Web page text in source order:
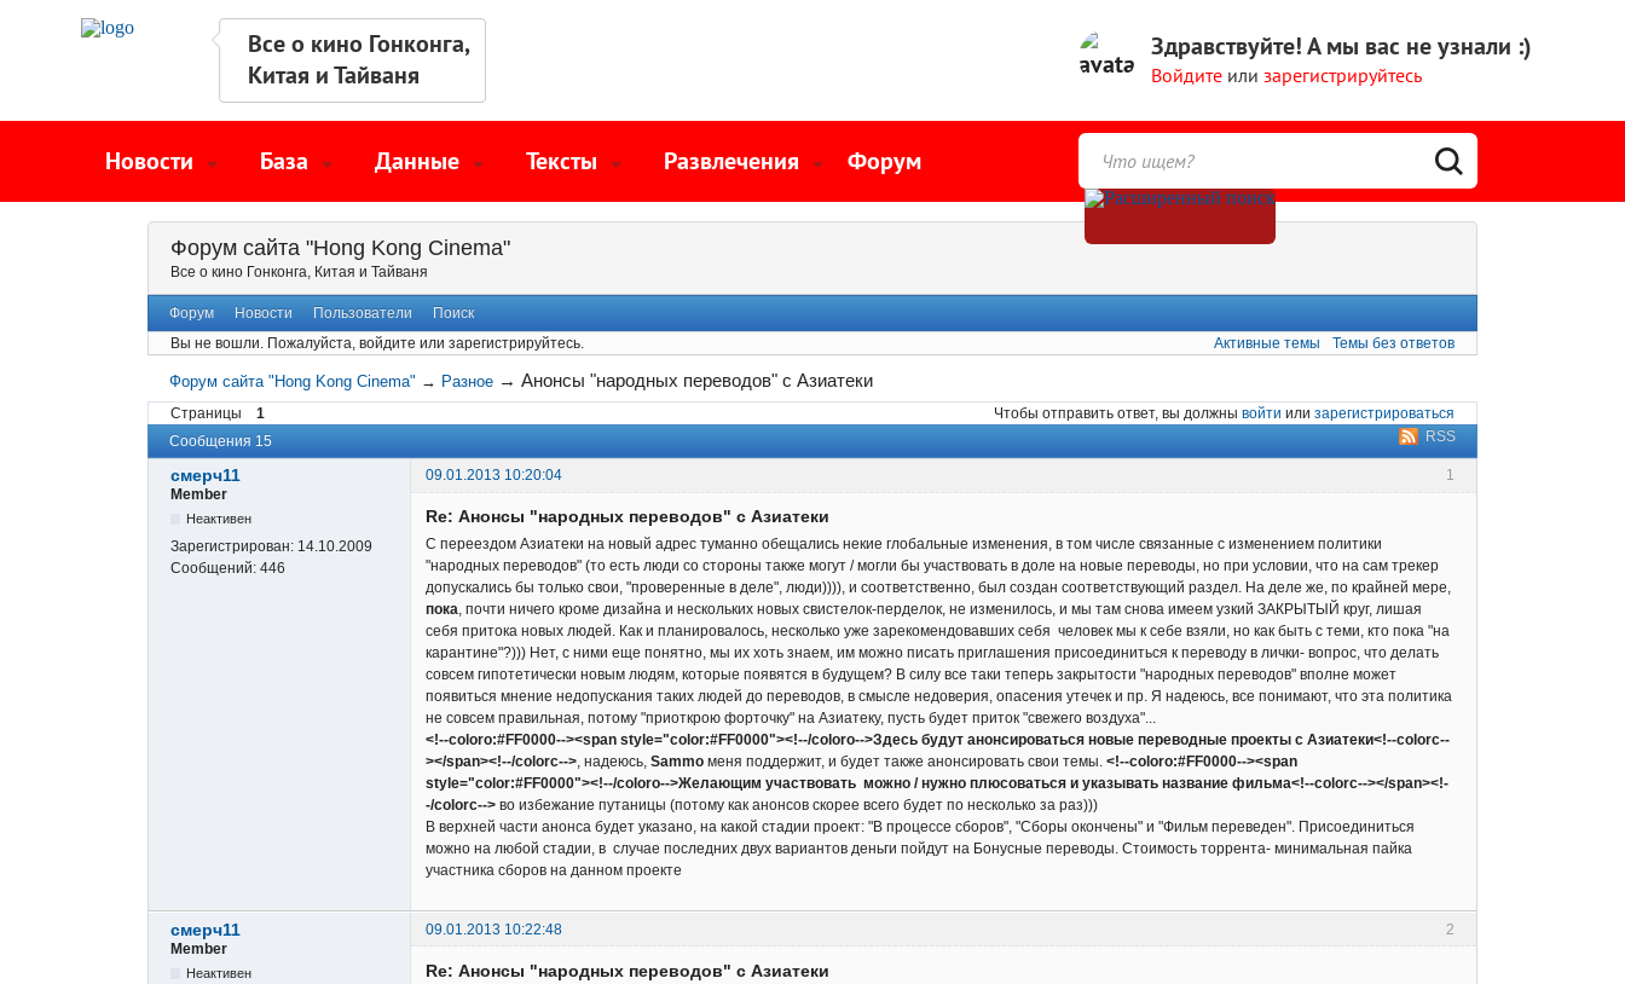
Все о кино Гонконга,
Китая и Тайваня
Здравствуйте!А мы вас не узнали :)
Войдите или зарегистрируйтесь
Новости База Данные Тексты Развлечения Форум
Форум сайта "Hong Kong Cinema"
Все о кино Гонконга, Китая и Тайваня
Форум Новости Пользователи
Поиск
Вы не вошли. Пожалуйста, войдите или зарегистрируйтесь. Активные темы Темы без ответов
Форум сайта "Hong Kong Cinema" → Разное →Анонсы "народных переводов" с Азиатеки
Страницы 1 Чтобы отправить ответ, вы должны войти или зарегистрироваться
RSS
Сообщения 15
1
смерч11
09.01.2013 10:20:04
Member
Неактивен
Зарегистрирован: 14.10.2009
Сообщений: 446
Re: Анонсы "народных переводов" с Азиатеки
С переездом Азиатеки на новый адрес туманно обещались некие глобальные изменения, в том числе связанные с изменением политики
"народных переводов" (то есть люди со стороны также могут / могли бы участвовать в доле на новые переводы, но при условии, что на сам трекер
допускались бы только свои, "проверенные в деле", люди)))), и соответственно, был создан соответствующий раздел. На деле же, по крайней мере,
пока, почти ничего кроме дизайна и нескольких новых свистелок-перделок, не изменилось, и мы там снова имеем узкий ЗАКРЫТЫЙ круг, лишая
себя притока новых людей. Как и планировалось, несколько уже зарекомендовавших себя человек мы к себе взяли, но как быть с теми, кто пока "на
карантине"?))) Нет, с ними еще понятно, мы их хоть знаем, им можно писать приглашения присоединиться к переводу в лички- вопрос, что делать
совсем гипотетически новым людям, которые появятся в будущем? В силу все таки теперь закрытости "народных переводов" вполне может
появиться мнение недопускания таких людей до переводов, в смысле недоверия, опасения утечек и пр. Я надеюсь, все понимают, что эта политика
не совсем правильная, потому "приоткрою форточку" на Азиатеку, пусть будет приток "свежего воздуха"...
<!--coloro:#FF0000--><span style="color:#FF0000"><!--/coloro-->Здесь будут анонсироваться новые переводные проекты с Азиатеки<!--colorc--
></span><!--/colorc-->, надеюсь, Sammo меня поддержит, и будет также анонсировать свои темы. <!--coloro:#FF0000--><span
style="color:#FF0000"><!--/coloro-->Желающим участвовать можно / нужно плюсоваться и указывать название фильма<!--colorc--></span><!-
-/colorc--> во избежание путаницы (потому как анонсов скорее всего будет по несколько за раз)))
В верхней части анонса будет указано, на какой стадии проект: "В процессе сборов", "Сборы окончены" и "Фильм переведен". Присоединиться
можно на любой стадии, в случае последних двух вариантов деньги пойдут на Бонусные переводы. Стоимость торрента- минимальная пайка
участника сборов на данном проекте
2
смерч11
09.01.2013 10:22:48
Member
Неактивен Re: Анонсы "народных переводов" с Азиатеки